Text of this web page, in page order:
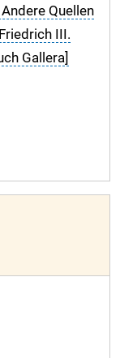
Quellen
III.
Gallera]